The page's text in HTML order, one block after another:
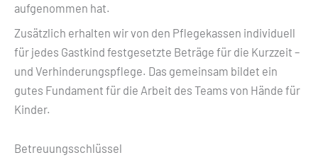
aufgenommen hat.
Zusätzlich erhalten wir von den Pflegekassen individuell
für jedes Gastkind festgesetzte Beträge für die Kurzzeit –
und Verhinderungspflege. Das gemeinsam bildet ein
gutes Fundament für die Arbeit des Teams von Hände für
Kinder.
Betreuungsschlüssel